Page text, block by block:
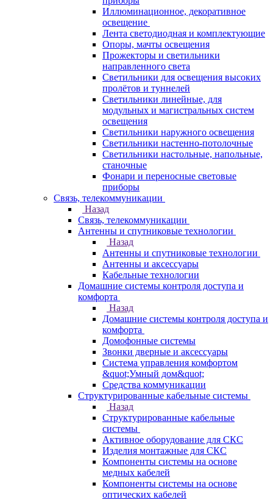
Иллюминационное, декоративное
освещение
Лента светодиодная и комплектующие
Опоры, мачты освещения
Прожекторы и светильники
направленного света
Светильники для освещения высоких
пролётов и туннелей
Светильники линейные, для
модульных и магистральных систем
освещения
Светильники наружного освещения
Светильники настенно-потолочные
Светильники настольные, напольные,
станочные
Фонари и переносные световые
приборы
Связь, телекоммуникации
Назад
Связь, телекоммуникации
Антенны и спутниковые технологии
Назад
Антенны и спутниковые технологии
Антенны и аксессуары
Кабельные технологии
Домашние системы контроля доступа и
комфорта
Назад
Домашние системы контроля доступа и
комфорта
Домофонные системы
Звонки дверные и аксессуары
Система управления комфортом
&quot;Умный дом&quot;
Средства коммуникации
Структурированные кабельные системы
Назад
Структурированные кабельные
системы
Активное оборудование для СКС
Изделия монтажные для СКС
Компоненты системы на основе
медных кабелей
Компоненты системы на основе
оптических кабелей